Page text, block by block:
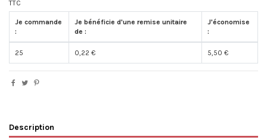
TTC
Je commande
:
Je bénéficie d'une remise unitaire
de :
J'économise
:
25 0,22 € 5,50 €
Description